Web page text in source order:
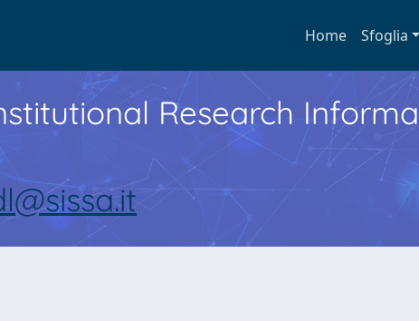
Home Sfoglia
Research